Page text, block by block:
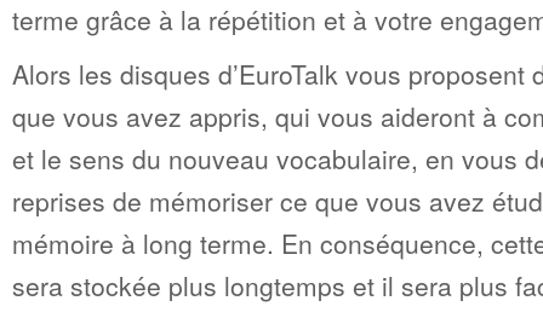
terme grâce à la répétition et à votre
Alors les disques d’EuroTalk vous proposent
que vous avez appris, qui vous aideront à
et le sens du nouveau vocabulaire, en vous
reprises de mémoriser ce que vous avez
mémoire à long terme. En conséquence,
sera stockée plus longtemps et il sera plus